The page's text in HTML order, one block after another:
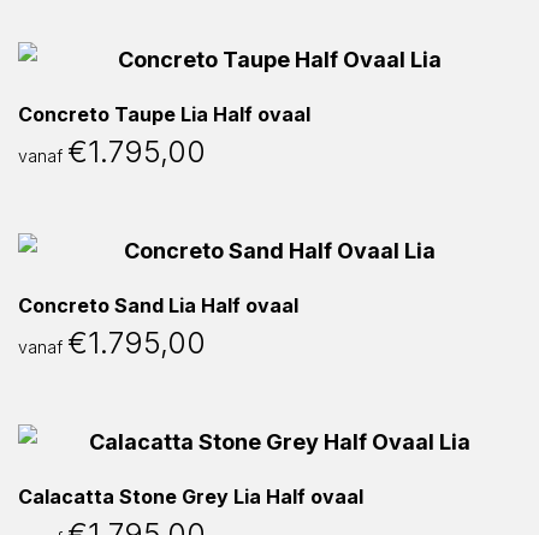
Concreto Taupe Lia Half ovaal
vanaf €1.795,00
Concreto Sand Lia Half ovaal
vanaf €1.795,00
Calacatta Stone Grey Lia Half ovaal